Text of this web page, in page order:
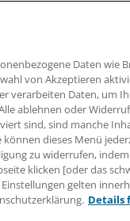
Kampf an und will
Künftig
der Straße
deutlich
Rauchen in
Daten wie
von Akzeptieren
verarbeiten Daten, um
ablehnen oder
sind, sind manche
können dieses Menü
zu widerrufen, indem
klicken [oder das
gelten
Details